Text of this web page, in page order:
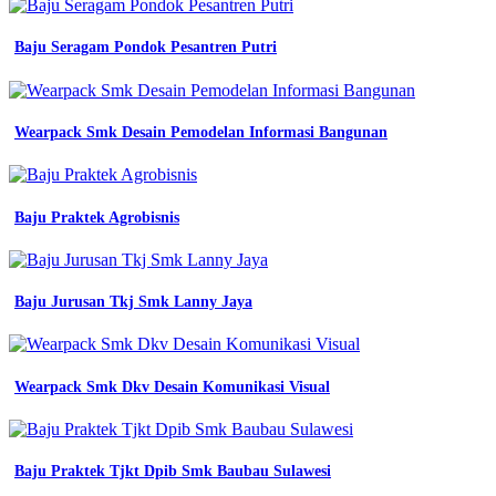
Besar
seragam
kerja
baju
lengan
desain
baju
jas
navy
putuh
osis
smp
jas
almamater
jual
preloved
Baju Seragam Pondok Pesantren Putri
Wearpack Smk Desain Pemodelan Informasi Bangunan
Baju Praktek Agrobisnis
Baju Jurusan Tkj Smk Lanny Jaya
Wearpack Smk Dkv Desain Komunikasi Visual
Baju Praktek Tjkt Dpib Smk Baubau Sulawesi